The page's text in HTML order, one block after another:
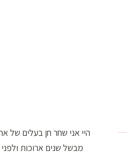
היי אני שחר חן בעלים של
מבשל שנים ארוכות